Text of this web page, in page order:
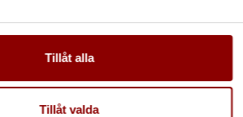
Tillåt alla
Tillåt valda